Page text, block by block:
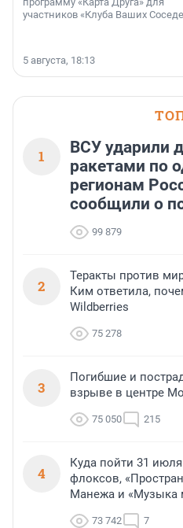
участников «Клуба Ваших
5 августа, 18:13
1
ВСУ ударили
ракетами по
регионам
сообщили о
99 879
2
Теракты против
Ким ответила,
Wildberries
75 278
3
Погибшие и
взрыве в центре
75 050 215
4
Куда пойти 31
флоксов,
Манежа и «Музыка
73 742 7